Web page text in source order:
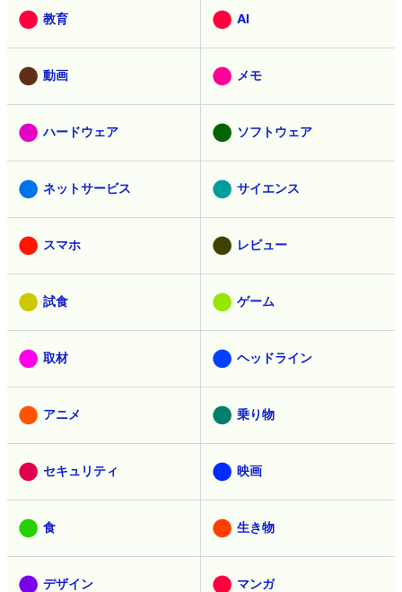
教育 AI
動画 メモ
ハードウェア ソフトウェア
ネットサービス サイエンス
スマホ レビュー
試食 ゲーム
取材 ヘッドライン
アニメ 乗り物
セキュリティ 映画
食 生き物
デザイン マンガ